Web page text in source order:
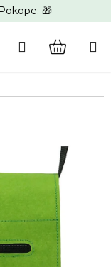
🎁
Hľadať